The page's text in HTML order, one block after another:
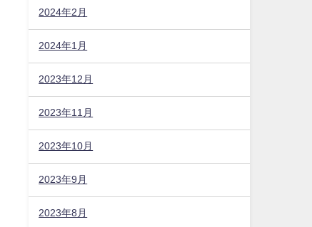
2024年2月
2024年1月
2023年12月
2023年11月
2023年10月
2023年9月
2023年8月